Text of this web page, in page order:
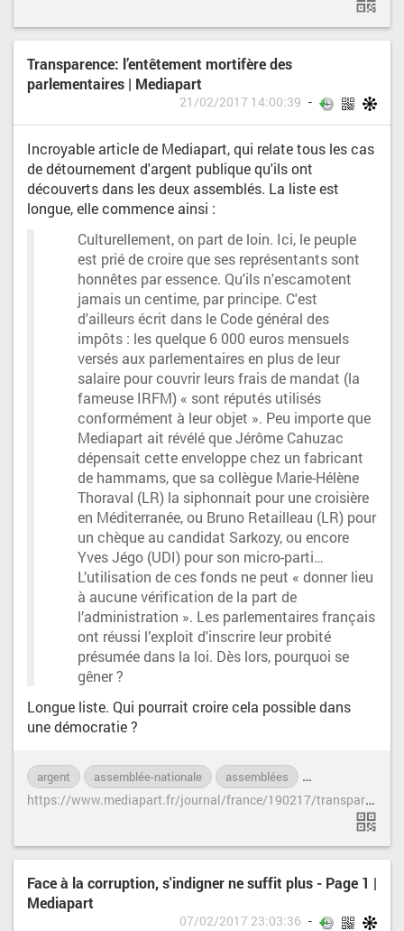
Transparence: l’entêtement mortifère des
parlementaires | Mediapart
21/02/2017 14:00:39
Incroyable article de Mediapart, qui relate tous les cas
de détournement d'argent publique qu'ils ont
découverts dans les deux assemblés. La liste est
longue, elle commence ainsi :
Culturellement, on part de loin. Ici, le peuple
est prié de croire que ses représentants sont
honnêtes par essence. Qu'ils n'escamotent
jamais un centime, par principe. C'est
d'ailleurs écrit dans le Code général des
impôts : les quelque 6 000 euros mensuels
versés aux parlementaires en plus de leur
salaire pour couvrir leurs frais de mandat (la
fameuse IRFM) « sont réputés utilisés
conformément à leur objet ». Peu importe que
Mediapart ait révélé que Jérôme Cahuzac
dépensait cette enveloppe chez un fabricant
de hammams, que sa collègue Marie-Hélène
Thoraval (LR) la siphonnait pour une croisière
en Méditerranée, ou Bruno Retailleau (LR) pour
un chèque au candidat Sarkozy, ou encore
Yves Jégo (UDI) pour son micro-parti…
L’utilisation de ces fonds ne peut « donner lieu
à aucune vérification de la part de
l’administration ». Les parlementaires français
ont réussi l’exploit d'inscrire leur probité
présumée dans la loi. Dès lors, pourquoi se
gêner ?
Longue liste. Qui pourrait croire cela possible dans
une démocratie ?
argent assemblée-nationale assemblées
h
ttps://www.mediapart.fr/journal/france/190217/transparence-l-entetement-mortifere-des-parlementaires?onglet=full
Face à la corruption, s'indigner ne suffit plus - Page 1 |
Mediapart
07/02/2017 23:03:36